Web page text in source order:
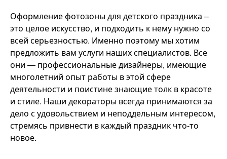
Оформление фотозоны для детского праздника –
это целое искусство, и подходить к нему нужно со
всей серьезностью. Именно поэтому мы хотим
предложить вам услуги наших специалистов. Все
они — профессиональные дизайнеры, имеющие
многолетний опыт работы в этой сфере
деятельности и поистине знающие толк в красоте
и стиле. Наши декораторы всегда принимаются за
дело с удовольствием и неподдельным интересом,
стремясь привнести в каждый праздник что-то
новое.